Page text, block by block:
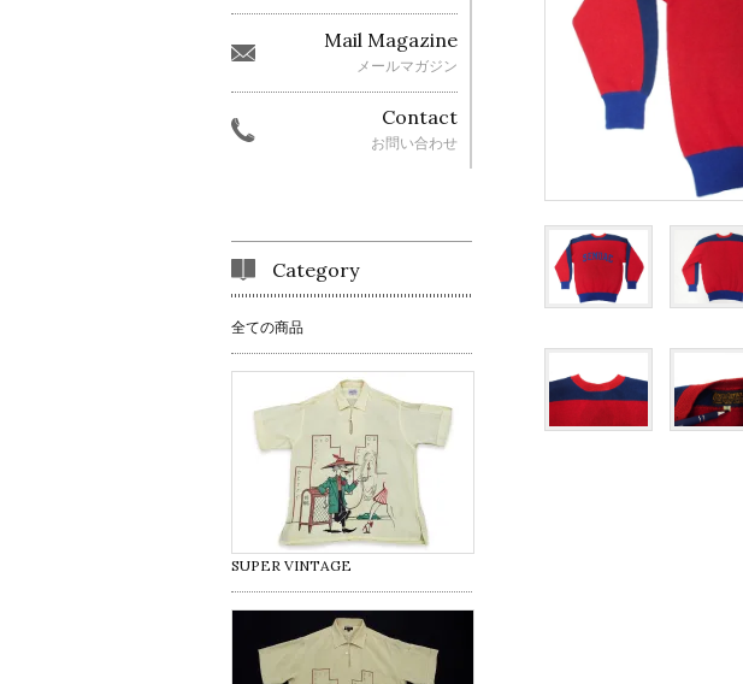
Mail Magazine
メールマガジン
Contact
お問い合わせ
Category
全ての商品
SUPER VINTAGE